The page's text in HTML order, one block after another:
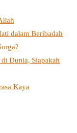
dalam Beribadah
Dunia, Siapakah
Kaya